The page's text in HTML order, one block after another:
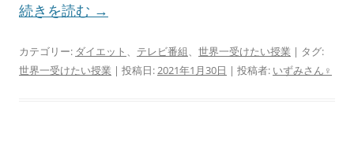
続きを読む →
カテゴリー: ダイエット 、 テレビ番組、 世界一受けたい授業 | タグ:
世界一受けたい授業 | 投稿日:2021年1月30日 | 投稿者: いずみさん♀